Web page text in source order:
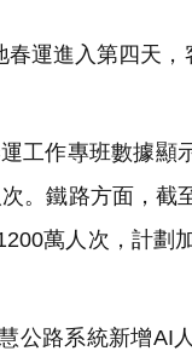
運進入第四天，
工作專班數據顯
。鐵路方面，
萬人次，計劃
公路系統新增AI